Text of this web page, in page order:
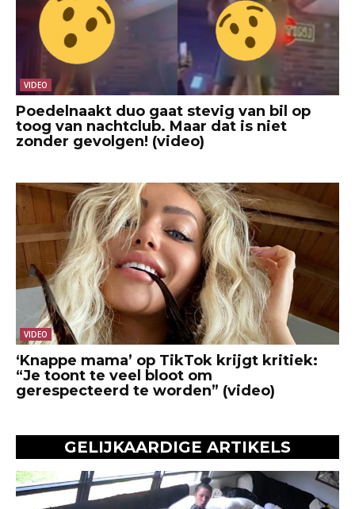
VIDEO
Poedelnaakt duo gaat stevig van bil op
toog van nachtclub. Maar dat is niet
zonder gevolgen! (video)
VIDEO
‘Knappe mama’ op TikTok krijgt kritiek:
“Je toont te veel bloot om
gerespecteerd te worden” (video)
GELIJKAARDIGE ARTIKELS